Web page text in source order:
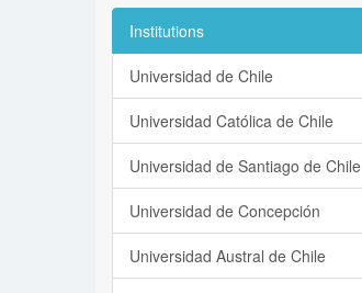
Institutions
Universidad de Chile
Universidad Católica de Chile
Universidad de Santiago de Chile
Universidad de Concepción
Universidad Austral de Chile